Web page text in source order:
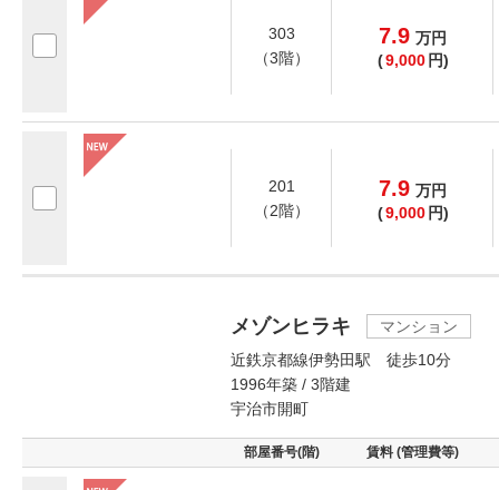
303
（3階）
7.9 万円
(9,000 円)
201
（2階）
7.9 万円
(9,000 円)
メゾンヒラキ
マンション
近鉄京都線伊勢田駅 徒歩10分
1996年築 / 3階建
宇治市開町
部屋番号(階) 賃料 (管理費等)